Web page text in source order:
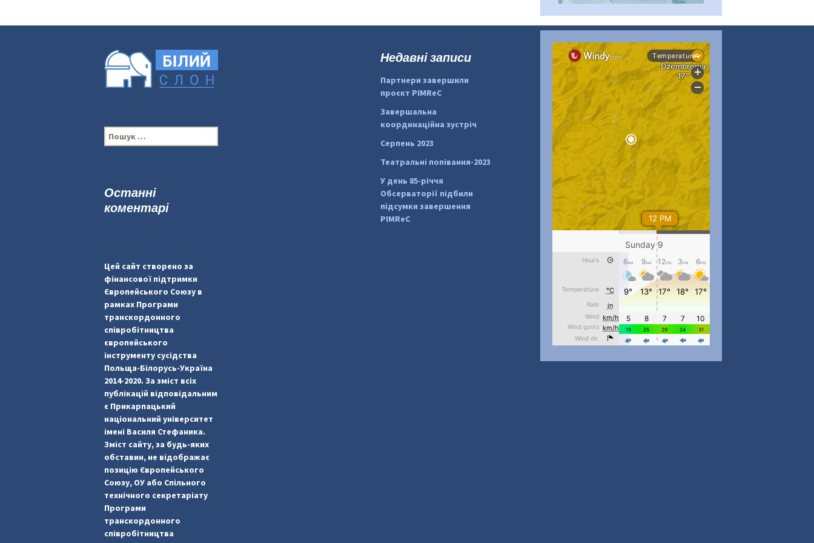
#PipIvanToday...
pimrec_project
#PipIvanToday...
pimrec_project
П
о
:
Недавні записи
Партнери завершили
проєкт PIMReC
Завершальна
координаційна зустріч
Серпень 2023
Театральні попівання-2023
У день 85-річчя
Обсерваторії підбили
підсумки завершення
PIMReC
Останні
коментарі
Цей сайт створено за
фінансової підтримки
Європейського Союзу в
рамках Програми
транскордонного
співробітництва
європейського
інструменту сусідства
Польща-Білорусь-Україна
2014-2020. За зміст всіх
публікацій відповідальним
є Прикарпацький
національний університет
імені Василя Стефаника.
Зміст сайту, за будь-яких
обставин, не відображає
позицію Європейського
Союзу, ОУ або Спільного
технічного секретаріату
Програми
транскордонного
співробітництва